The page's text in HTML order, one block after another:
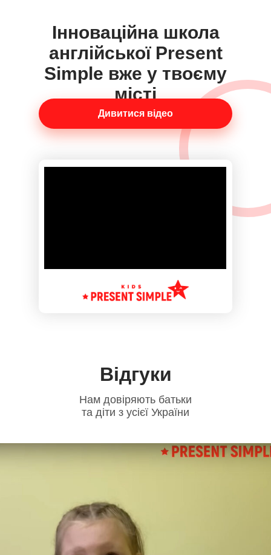
Інноваційна школа
англійської Present
Simple вже у твоєму
місті
Дивитися відео
Відгуки
Нам довіряють батьки
та діти з усієї України